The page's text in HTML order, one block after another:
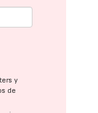
y
de